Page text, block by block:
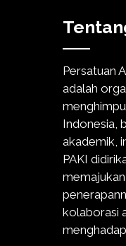
Persatuan
adalah
Indonesia,
akademik,
PAKI
kolaborasi